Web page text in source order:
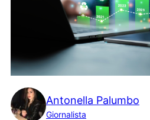
Antonella Palumbo
Giornalista